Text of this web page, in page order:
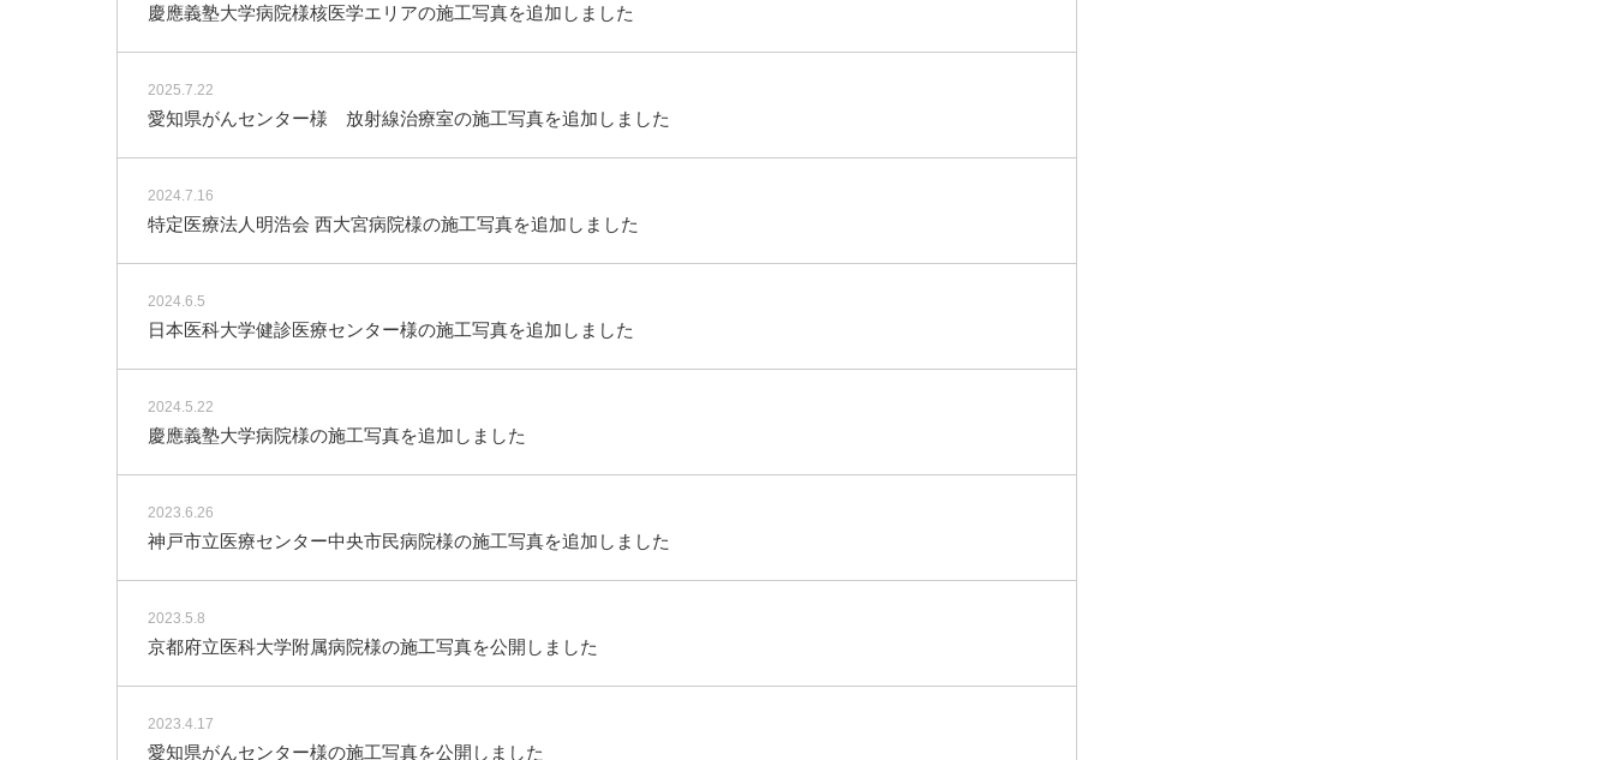
慶應義塾大学病院様核医学エリアの施工写真を追加しました
2025.7.22
愛知県がんセンター様 放射線治療室の施工写真を追加しました
2024.7.16
特定医療法人明浩会 西大宮病院様の施工写真を追加しました
2024.6.5
日本医科大学健診医療センター様の施工写真を追加しました
2024.5.22
慶應義塾大学病院様の施工写真を追加しました
2023.6.26
神戸市立医療センター中央市民病院様の施工写真を追加しました
2023.5.8
京都府立医科大学附属病院様の施工写真を公開しました
2023.4.17
愛知県がんセンター様の施工写真を公開しました